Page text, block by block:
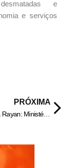
e
e serviços
PRÓXIMA
Racismo contra Rayan: Ministério do Esporte cobra Conmebol sobre o caso